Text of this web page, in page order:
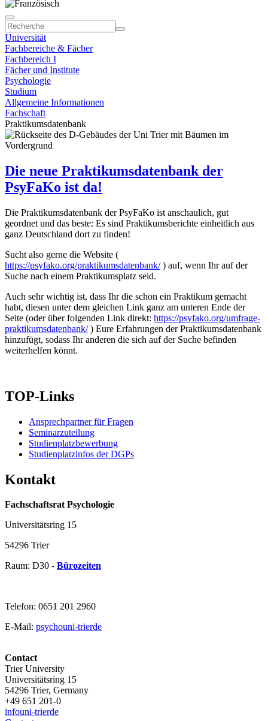
Universität
Fachbereiche & Fächer
Fachbereich I
Fächer und Institute
Psychologie
Studium
Allgemeine Informationen
Fachschaft
Praktikumsdatenbank
Die neue Praktikumsdatenbank der
PsyFaKo ist da!
Die Praktikumsdatenbank der PsyFaKo ist anschaulich, gut
geordnet und das beste: Es sind Praktikumsberichte einheitlich aus
ganz Deutschland dort zu finden!
Sucht also gerne die Website (
https://psyfako.org/praktikumsdatenbank/) auf, wenn Ihr auf der
Suche nach einem Praktikumsplatz seid.
Auch sehr wichtig ist, dass Ihr die schon ein Praktikum gemacht
habt, diesen unter dem gleichen Link ganz am unteren Ende der
Seite (oder über folgenden Link direkt: https://psyfako.org/umfrage-
praktikumsdatenbank/) Eure Erfahrungen der Praktikumsdatenbank
hinzufügt, sodass Ihr anderen die sich auf der Suche befinden
weiterhelfen könnt.
TOP-Links
Ansprechpartner für Fragen
Seminarzuteilung
Studienplatzbewerbung
Studienplatzinfos der DGPs
Kontakt
Fachschaftsrat Psychologie
Universitätsring 15
54296 Trier
Raum: D30 - Bürozeiten
Telefon: 0651 201 2960
E-Mail: psychouni-trierde
Contact
Trier University
Universitätsring 15
54296 Trier, Germany
+49 651 201-0
infouni-trierde